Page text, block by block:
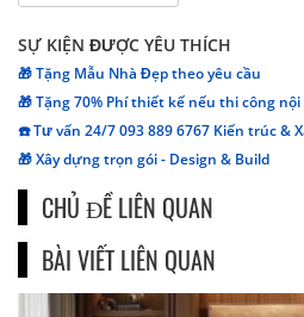
SỰ KIỆN ĐƯỢC YÊU THÍCH
🎁 Tặng Mẫu Nhà Đẹp theo yêu cầu
🎁 Tặng 70% Phí thiết kế nếu thi công
☎️ Tư vấn 24/7 093 889 6767 Kiến trúc &
🎁 Xây dựng trọn gói - Design & Build
CHỦ ĐỀ LIÊN QUAN
BÀI VIẾT LIÊN QUAN